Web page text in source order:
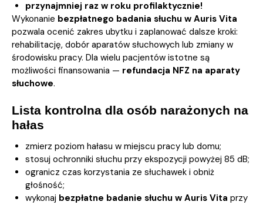
przynajmniej raz w roku profilaktycznie!
Wykonanie bezpłatnego badania słuchu w Auris Vita
pozwala ocenić zakres ubytku i zaplanować dalsze kroki:
rehabilitację, dobór aparatów słuchowych lub zmiany w
środowisku pracy. Dla wielu pacjentów istotne są
możliwości finansowania — refundacja NFZ na aparaty
słuchowe.
Lista kontrolna dla osób narażonych na
hałas
zmierz poziom hałasu w miejscu pracy lub domu;
stosuj ochronniki słuchu przy ekspozycji powyżej 85 dB;
ogranicz czas korzystania ze słuchawek i obniż
głośność;
wykonaj bezpłatne badanie słuchu w Auris Vita przy